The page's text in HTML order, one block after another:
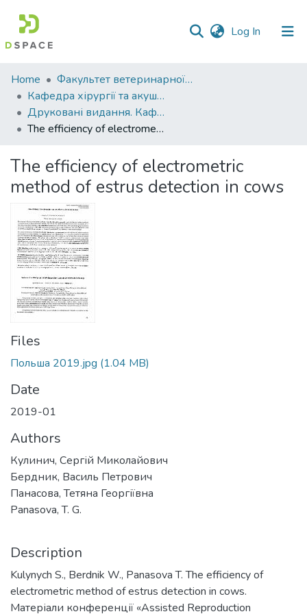
Log In (current)
Communities
&
Collections
Statistics
Home
Факультет ветеринарної медицини
Кафедра хірургії та акушерства
Друковані видання. Кафедра хірургії та акушерства
The efficiency of electrometric method of estrus detection in cows
The efficiency of electrometric
method of estrus detection in cows
Files
Польша 2019.jpg (1.04 MB)
Date
2019-01
Authors
Кулинич, Сергій Миколайович
Бердник, Василь Петрович
Панасова, Тетяна Георгіївна
Panasova, T. G.
Description
Kulynych S., Berdnik W., Panasova T. The efficiency of
electrometric method of estrus detection in cows.
Матеріали конференції «Assisted Reproduction